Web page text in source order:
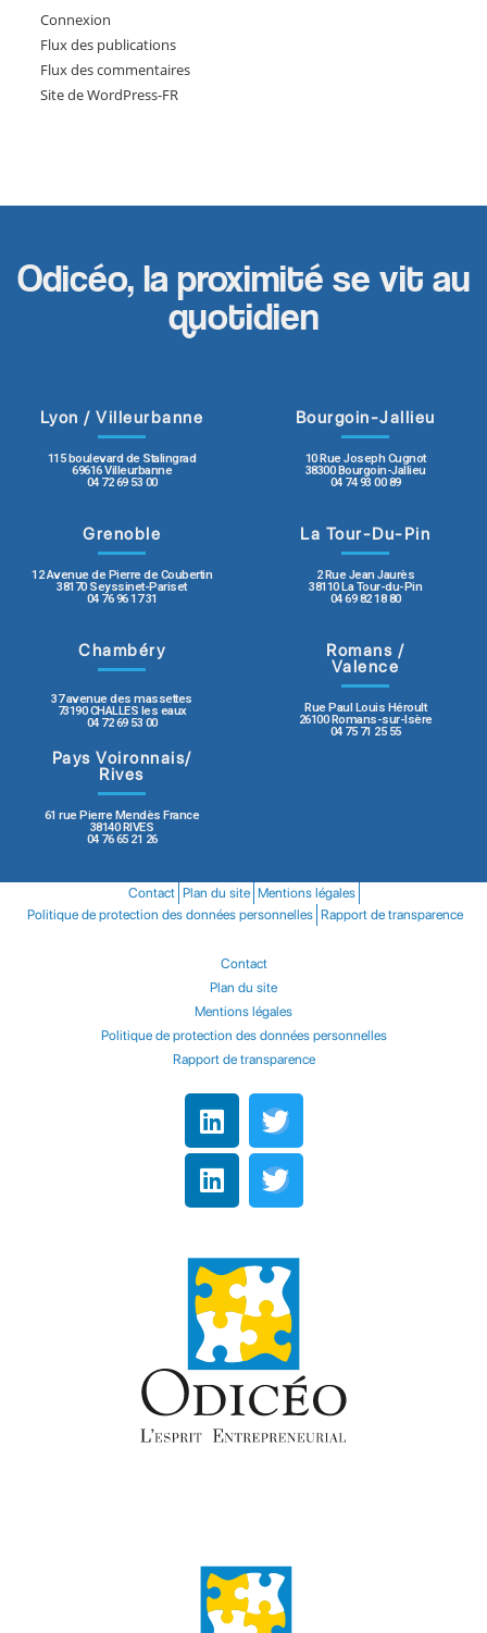
Connexion
Flux des publications
Flux des commentaires
Site de WordPress-FR
Odicéo, la proximité se vit au
quotidien
Lyon / Villeurbanne
115 boulevard de Stalingrad
69616 Villeurbanne
04 72 69 53 00
Bourgoin-Jallieu
10 Rue Joseph Cugnot
38300 Bourgoin-Jallieu
04 74 93 00 89
Grenoble
12 Avenue de Pierre de Coubertin
38170 Seyssinet-Pariset
04 76 96 17 31
La Tour-Du-Pin
2 Rue Jean Jaurès
38110 La Tour-du-Pin
04 69 82 18 80
Chambéry
37 avenue des massettes
73190 CHALLES les eaux
04 72 69 53 00
Romans /
Valence
Rue Paul Louis Héroult
26100 Romans-sur-Isère
04 75 71 25 55
Pays Voironnais/
Rives
61 rue Pierre Mendès France
38140 RIVES
04 76 65 21 26
Contact Plan du site Mentions légales
Politique de protection des données personnelles Rapport de transparence
Contact
Plan du site
Mentions légales
Politique de protection des données personnelles
Rapport de transparence